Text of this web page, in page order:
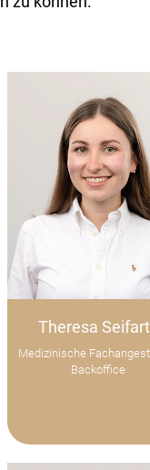
Theresa
Medizinische
Backoffice